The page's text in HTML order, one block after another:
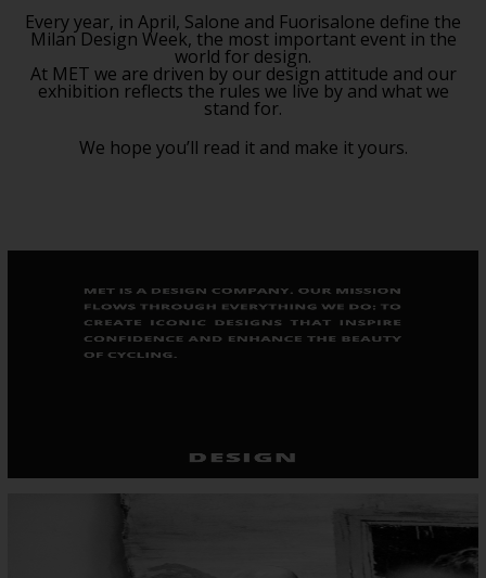
Every year, in April, Salone and Fuorisalone define the
Milan Design Week, the most important event in the
world for design.
At MET we are driven by our design attitude and our
exhibition reflects the rules we live by and what we
stand for.
We hope you’ll read it and make it yours.